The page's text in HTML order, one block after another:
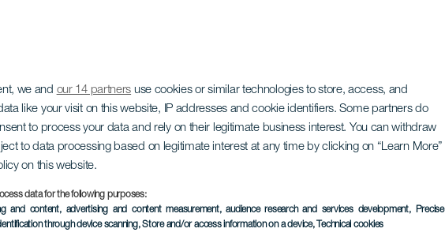
we and our 14 partners use cookies or similar technologies to store, access, and
like your visit on this website, IP addresses and cookie identifiers. Some partners do
to process your data and rely on their legitimate business interest. You can withdraw
to data processing based on legitimate interest at any time by clicking on “Learn More”
on this website.
data for the following purposes:
and content, advertising and content measurement, audience research and services development, Precise
through device scanning, Store and/or access information on a device, Technical cookies
Straße
RADTOURISMUS: ENTDECKUNGEN AUF ZWEI RÄDERN